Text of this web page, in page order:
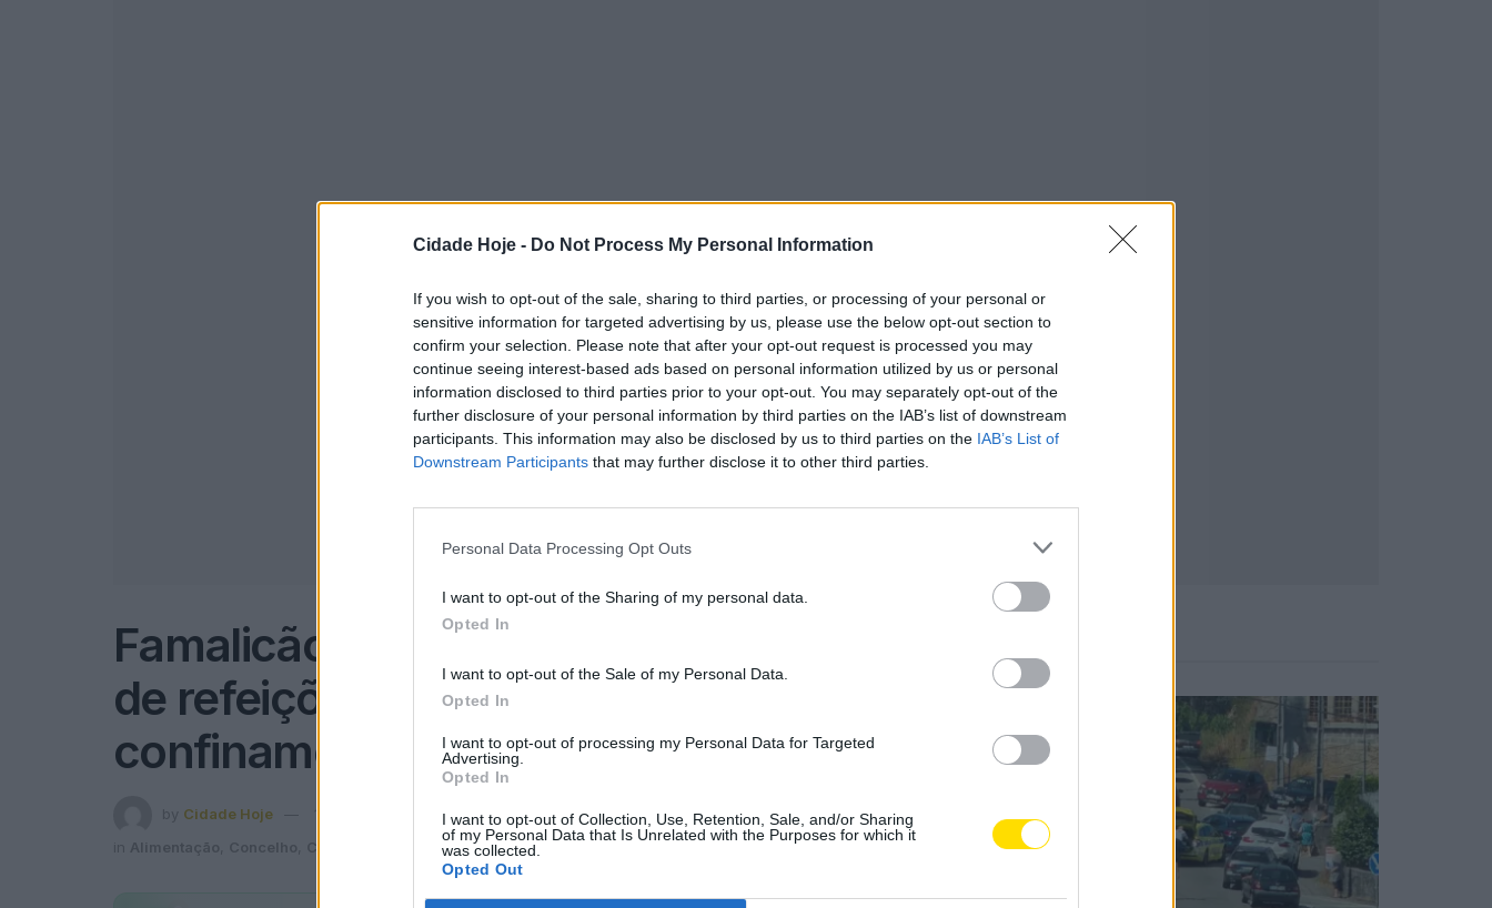
Cidade Hoje - Do Not Process My Personal Information
If you wish to opt-out of the sale, sharing to third parties, or processing of your personal or
sensitive information for targeted advertising by us, please use the below opt-out section to
confirm your selection. Please note that after your opt-out request is processed you may
continue seeing interest-based ads based on personal information utilized by us or personal
information disclosed to third parties prior to your opt-out. You may separately opt-out of the
further disclosure of your personal information by third parties on the IAB’s list of downstream
participants. This information may also be disclosed by us to third parties on the IAB’s List of
Downstream Participants that may further disclose it to other third parties.
Personal Data Processing Opt Outs
I want to opt-out of the Sharing of my personal data.
Opted In
I want to opt-out of the Sale of my Personal Data.
Opted In
I want to opt-out of processing my Personal Data for Targeted
Advertising.
Opted In
I want to opt-out of Collection, Use, Retention, Sale, and/or Sharing
of my Personal Data that Is Unrelated with the Purposes for which it
was collected.
Opted Out
Famalicão: Serviço gratuito de entrega
de refeições ao domícilio durante o
confinamento
by Cidade Hoje
14 de Janeiro, 2021
in Alimentação Concelho Coronavírus Economia,Gastronomia